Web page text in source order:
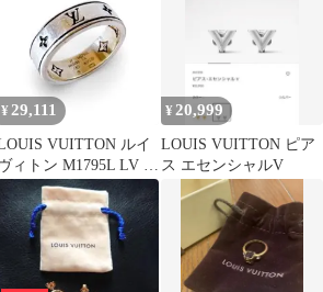
¥ 29,111
VUITTON ルイ
ィトン M1795L LV ス
イク リング
¥ 20,999
LOUIS VUITTON ピア
ス エセンシャルV